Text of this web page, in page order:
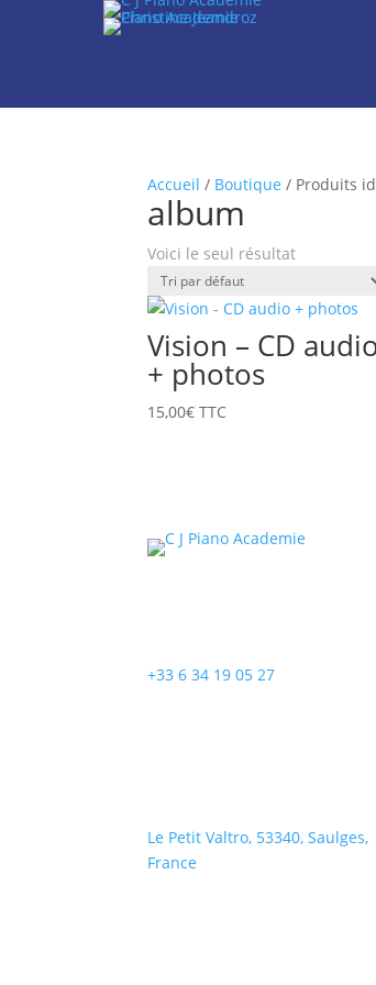
Accueil / Boutique / Produits
album
Voici le seul résultat
Vision – CD
+ photos
15,00€ TTC
+33 6 34 19 05 27
Le Petit Valtro, 53340, Saulges,
France